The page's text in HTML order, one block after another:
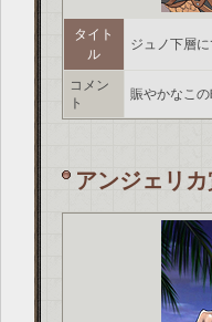
タイト
ル
ジュノ下層に
コメン
ト
賑やかなこ
アンジェリカ